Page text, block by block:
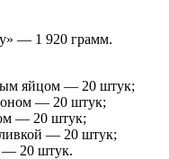
— 1 920 грамм.
яйцом — 20 штук;
— 20 штук;
— 20 штук;
— 20 штук;
— 20 штук.